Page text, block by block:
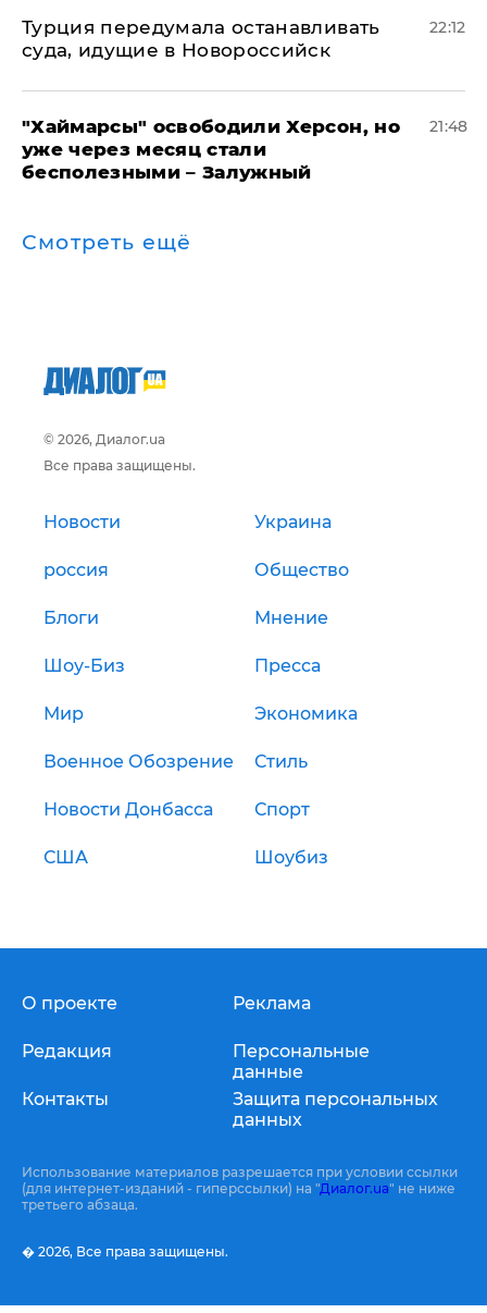
Турция передумала останавливать
суда, идущие в Новороссийск
22:12
"Хаймарсы" освободили Херсон, но
уже через месяц стали
бесполезными – Залужный
21:48
Смотреть ещё
© 2026, Диалог.ua
Все права защищены.
Новости Украина
россия Общество
Блоги Мнение
Шоу-Биз Пресса
Мир Экономика
Военное Обозрение Стиль
Новости Донбасса Спорт
США Шоубиз
О проекте
Редакция
Контакты
Реклама
Персональные
данные
Защита персональных
данных
Использование материалов разрешается при условии ссылки
(для интернет-изданий - гиперссылки) на "Диалог.ua" не ниже
третьего абзаца.
� 2026, Все права защищены.